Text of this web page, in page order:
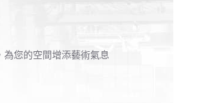
為您的空間增添藝術氣息